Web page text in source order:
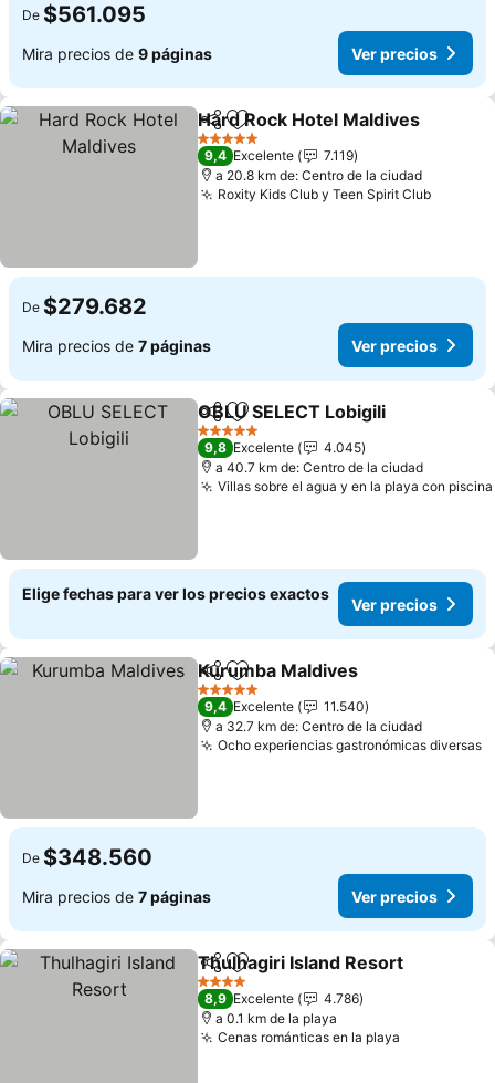
De $561.095
Mira precios de 9 páginas Ver precios
CompartirAgregar a favoritos
Hard Rock Hotel Maldives
5 Estrellas
9,4 Excelente
7.119
a 20.8 km de: Centro de la ciudad
Roxity Kids Club y Teen Spirit Club
De $279.682
Mira precios de 7 páginas Ver precios
CompartirAgregar a favoritos
OBLU SELECT Lobigili
5 Estrellas
9,8 Excelente
4.045
a 40.7 km de: Centro de la ciudad
Villas sobre el agua y en la playa con piscina
Elige fechas para ver los precios exactos
Ver precios
CompartirAgregar a favoritos
Kurumba Maldives
5 Estrellas
9,4 Excelente
11.540
a 32.7 km de: Centro de la ciudad
Ocho experiencias gastronómicas diversas
De $348.560
Mira precios de 7 páginas Ver precios
Compartir
Agregar a favoritos
Thulhagiri Island Resort
4 Estrellas
8,9 Excelente
4.786
a 0.1 km de la playa
Cenas románticas en la playa